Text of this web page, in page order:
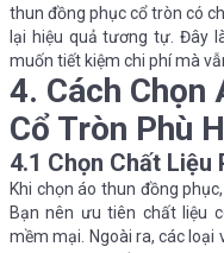
thun đồng phục cổ tròn có
lại hiệu quả tương tự. Đây
muốn tiết kiệm chi phí mà
4. Cách Chọn
Cổ Tròn Phù
4.1 Chọn Chất Liệu
Khi chọn áo thun đồng
Bạn nên ưu tiên chất liệu
mềm mại. Ngoài ra, các